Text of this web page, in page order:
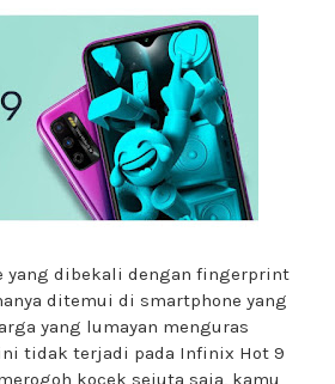
yang dibekali dengan fingerprint
ditemui di smartphone yang
yang lumayan menguras
tidak terjadi pada Infinix Hot 9
kocek sejuta saja, kamu